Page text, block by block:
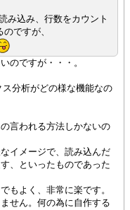
み込み、行数をカウント
ですが、
のですが・・・。
分析がどの様な機能なの
言われる方法しかないの
イメージで、読み込んだ
、といったものであった
もよく、非常に楽です。
せん。何の為に自作する